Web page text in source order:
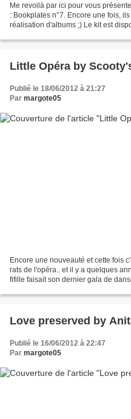
Me revoilà par ici pour vous
: Bookplates n°7. Encore une fois,
réalisation d'albums ;) Le kit est
Little Opéra by
Publié le 18/06/2012 à 21:27
Par margote05
Encore une nouveauté et cette fois
rats de l'opéra.. et il y a quelques
fifille faisait son dernier gala de
Love preserved by
Publié le 16/06/2012 à 22:47
Par margote05